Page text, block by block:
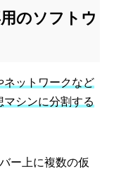
のソフトウ
ネットワークなど
シンに分割する
ー上に複数の仮